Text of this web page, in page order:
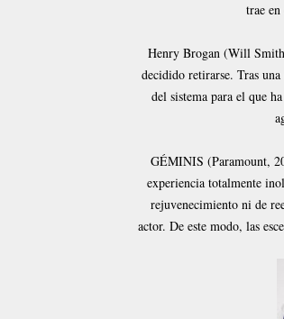
trae
Henry Brogan (Will
decidido retirarse. Tras
del sistema para el que
GÉMINIS (Paramount,
experiencia totalmente
rejuvenecimiento ni de
actor. De este modo, las